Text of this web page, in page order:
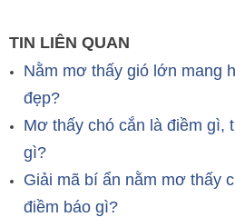
TIN LIÊN QUAN
Nằm mơ thấy gió lớn mang
đẹp?
Mơ thấy chó cắn là điềm gì,
gì?
Giải mã bí ẩn nằm mơ thấy
điềm báo gì?